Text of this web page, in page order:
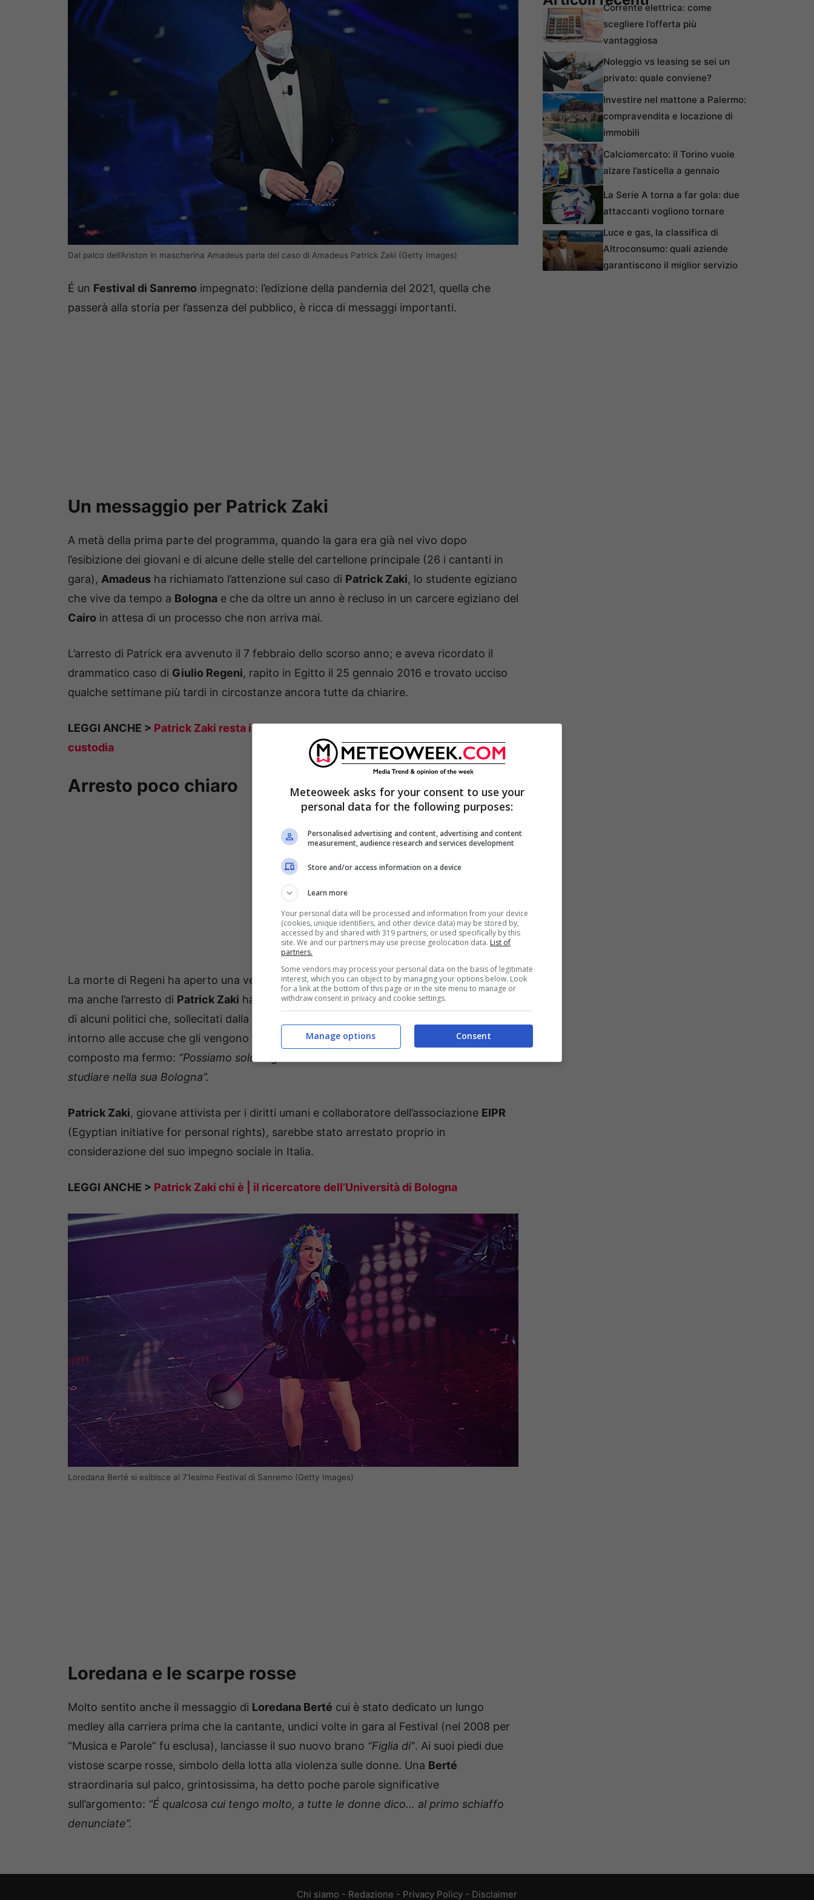
Dal palco dell’Ariston in mascherina Amadeus parla del caso di Amadeus Patrick Zaki (Getty Images)
É un Festival di Sanremo impegnato: l’edizione della pandemia del 2021, quella che
passerà alla storia per l’assenza del pubblico, è ricca di messaggi importanti.
Un messaggio per Patrick Zaki
A metà della prima parte del programma, quando la gara era già nel vivo dopo
l’esibizione dei giovani e di alcune delle stelle del cartellone principale (26 i cantanti in
gara), Amadeus ha richiamato l’attenzione sul caso di Patrick Zaki, lo studente egiziano
che vive da tempo a Bologna e che da oltre un anno è recluso in un carcere egiziano del
Cairo in attesa di un processo che non arriva mai.
L’arresto di Patrick era avvenuto il 7 febbraio dello scorso anno; e aveva ricordato il
drammatico caso di Giulio Regeni, rapito in Egitto il 25 gennaio 2016 e trovato ucciso
qualche settimane più tardi in circostanze ancora tutte da chiarire.
LEGGI ANCHE > Patrick Zaki resta in carcere: prolungata di altri 45 giorni la sua
custodia
Arresto poco chiaro
La morte di Regeni ha aperto una vera e propria crisi diplomatica tra Roma e il Cairo;
ma anche l’arresto di Patrick Zaki ha richiamato l’attenzione di numerose associazioni e
di alcuni politici che, sollecitati dalla famiglia del giovane, hanno chiesto chiarezza
intorno alle accuse che gli vengono mosse.
Amadeus ha offerto un messaggio
composto ma fermo: “Possiamo solo augurarci che Patrick torni libero e che torni a
studiare nella sua Bologna”.
Patrick Zaki, giovane attivista per i diritti umani e collaboratore dell’associazione EIPR
(Egyptian initiative for personal rights), sarebbe stato arrestato proprio in
considerazione del suo impegno sociale in Italia.
LEGGI ANCHE > Patrick Zaki chi è | il ricercatore dell’Università di Bologna
Loredana Berté si esibisce al 71esimo Festival di Sanremo (Getty Images)
Loredana e le scarpe rosse
Molto sentito anche il messaggio di Loredana Berté cui è stato dedicato un lungo
medley alla carriera prima che la cantante, undici volte in gara al Festival (nel 2008 per
“Musica e Parole” fu esclusa), lanciasse il suo nuovo brano “Figlia di”. Ai suoi piedi due
vistose scarpe rosse, simbolo della lotta alla violenza sulle donne. Una Berté
straordinaria sul palco, grintosissima, ha detto poche parole significative
sull’argomento: “É qualcosa cui tengo molto, a tutte le donne dico… al primo schiaffo
denunciate”.
Corrente elettrica: come
scegliere l’offerta più
vantaggiosa
Noleggio vs leasing se sei un
privato: quale conviene?
Investire nel mattone a Palermo:
compravendita e locazione di
immobili
Calciomercato: il Torino vuole
alzare l’asticella a gennaio
La Serie A torna a far gola: due
attaccanti vogliono tornare
Luce e gas, la classifica di
Altroconsumo: quali aziende
garantiscono il miglior servizio
Chi siamo - Redazione - Privacy Policy - Disclaimer
Meteoweek asks for your consent to use your
personal data for the following purposes:
Personalised advertising and content, advertising and content
measurement, audience research and services development
Store and/or access information on a device
Learn more
Your personal data will be processed and information from your device
(cookies, unique identifiers, and other device data) may be stored by,
accessed by and shared with 319 partners, or used specifically by this
site. We and our partners may use precise geolocation data. List of
partners.
Some vendors may process your personal data on the basis of legitimate
interest, which you can object to by managing your options below. Look
for a link at the bottom of this page or in the site menu to manage or
withdraw consent in privacy and cookie settings.
Consent
Manage options